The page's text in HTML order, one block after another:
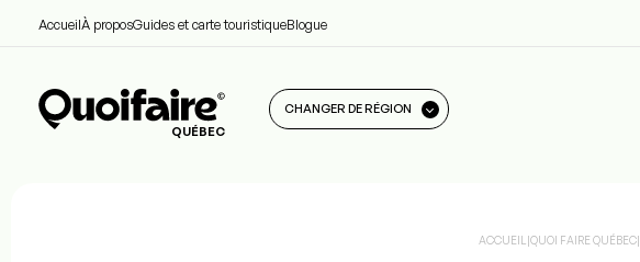
AccueilÀ proposGuides et carte touristiqueBlogue
QUÉBEC
CHANGER DE RÉGION
ACCUEIL |QUOI FAIRE QUÉBEC|